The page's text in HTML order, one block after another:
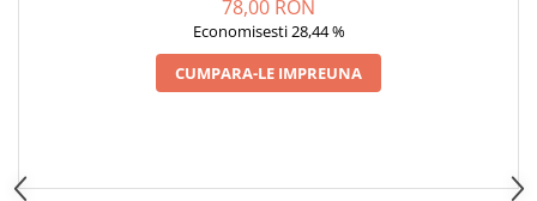
Echipamente ADR si Utilitare
Uleiuri si Lichide Auto
Aditivi DPF, Sistem Racire si
78,00 RON
Economisesti 28,44 %
CUMPARA-LE IMPREUNA